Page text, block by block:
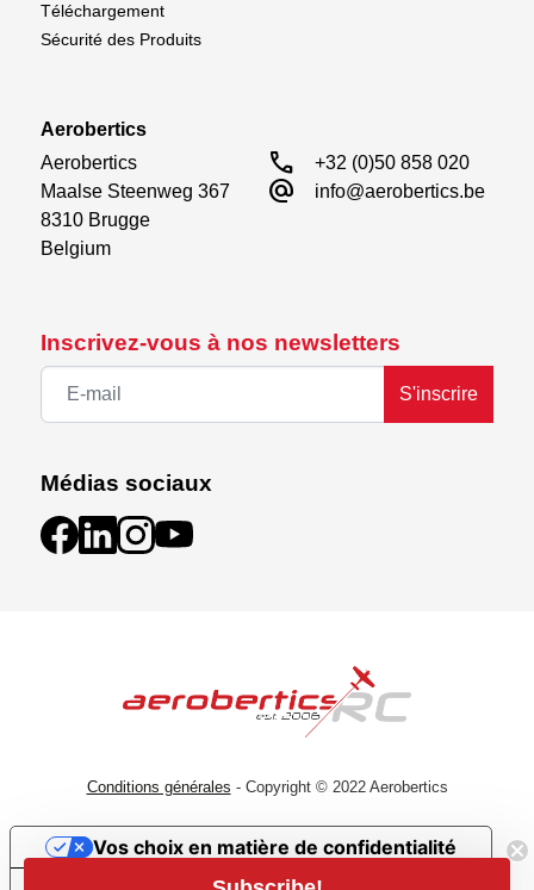
Inscrivez-vous à nos newsletters
S'inscrire
Médias sociaux
Téléchargement
Sécurité des Produits
Aerobertics
Aerobertics
Maalse Steenweg 367
8310 Brugge
Belgium
call +32 (0)50 858 020
alternate_email info@aerobertics.be
Conditions générales - Copyright © 2022 Aerobertics
Vos choix en matière de confidentialité